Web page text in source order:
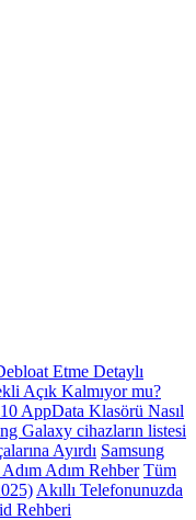
Etme Detaylı
Açık Kalmıyor mu?
AppData Klasörü Nasıl
Galaxy cihazların listesi
Ayırdı Samsung
Adım Rehber Tüm
Akıllı Telefonunuzda
Rehberi